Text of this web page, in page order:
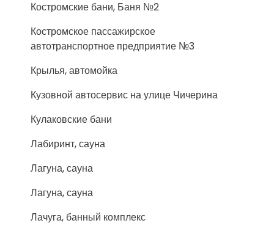
Костромские бани, Баня №2
Костромское пассажирское
автотранспортное предприятие №3
Крылья, автомойка
Кузовной автосервис на улице Чичерина
Кулаковские бани
Лабиринт, сауна
Лагуна, сауна
Лагуна, сауна
Лачуга, банный комплекс